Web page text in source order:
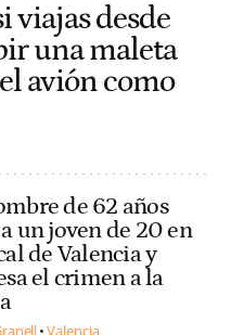
viajas desde
una maleta
avión como
de 62 años
un joven de 20 en
de Valencia y
el crimen a la
Valencia